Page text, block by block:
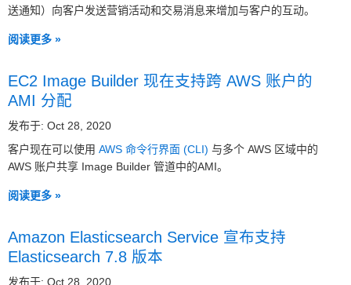
送通知）向客户发送营销活动和交易消息来增加与客户的互动。
阅读更多 »
EC2 Image Builder 现在支持跨 AWS 账户的
AMI 分配
发布于: Oct 28, 2020
客户现在可以使用 AWS 命令行界面 (CLI) 与多个 AWS 区域中的
AWS 账户共享 Image Builder 管道中的AMI。
阅读更多 »
Amazon Elasticsearch Service 宣布支持
Elasticsearch 7.8 版本
发布于: Oct 28, 2020